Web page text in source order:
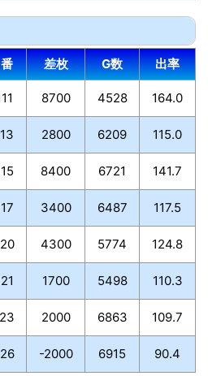
差枚 G数 出率
8700 4528 164.0
2800 6209 115.0
8400 6721 141.7
3400 6487 117.5
4300 5774 124.8
1700 5498 110.3
2000 6863 109.7
-2000 6915 90.4